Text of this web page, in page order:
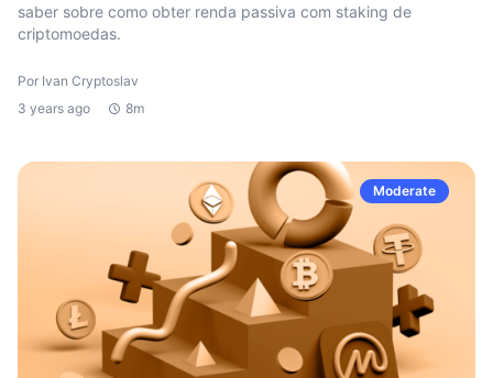
saber sobre como obter renda passiva com staking de
criptomoedas.
Por Ivan Cryptoslav
3 years ago
8m
Moderate